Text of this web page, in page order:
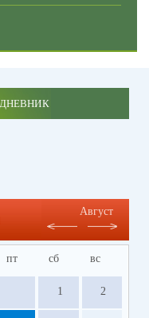
Август
пт сб вс
1 2